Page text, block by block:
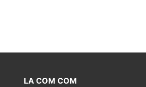
LA COM COM